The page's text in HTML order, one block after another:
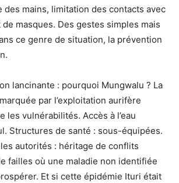
des mains, limitation des contacts avec
masques. Des gestes simples mais
ce genre de situation, la prévention
lancinante : pourquoi Mungwalu ? La
par l’exploitation aurifère
les vulnérabilités. Accès à l’eau
Structures de santé : sous-équipées.
autorités : héritage de conflits
failles où une maladie non identifiée
Et si cette épidémie Ituri était